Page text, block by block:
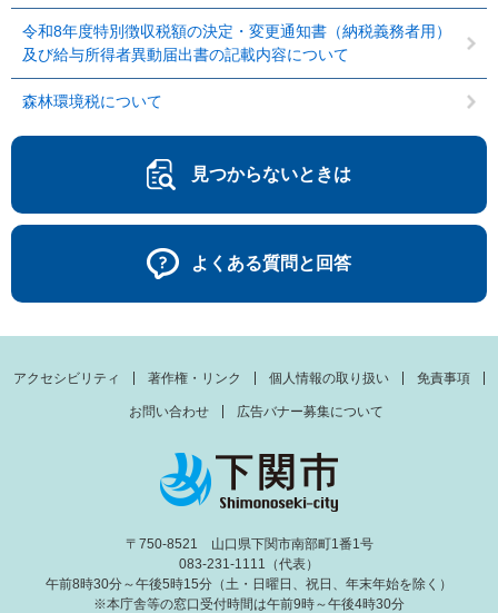
令和8年度特別徴収税額の決定・変更通知書（納税義務者用）
及び給与所得者異動届出書の記載内容について
森林環境税について
見つからないときは
よくある質問と回答
アクセシビリティ 著作権・リンク 個人情報の取り扱い 免責事項
お問い合わせ 広告バナー募集について
〒750-8521 山口県下関市南部町1番1号
083-231-1111（代表）
午前8時30分～午後5時15分（土・日曜日、祝日、年末年始を除く）
※本庁舎等の窓口受付時間は午前9時～午後4時30分